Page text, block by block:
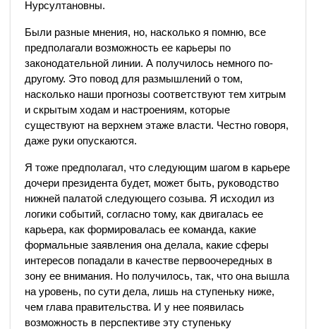
Нурсултановны.
Были разные мнения, но, насколько я помню, все
предполагали возможность ее карьеры по
законодательной линии. А получилось немного по-
другому. Это повод для размышлений о том,
насколько наши прогнозы соответствуют тем хитрым
и скрытым ходам и настроениям, которые
существуют на верхнем этаже власти. Честно говоря,
даже руки опускаются.
Я тоже предполагал, что следующим шагом в карьере
дочери президента будет, может быть, руководство
нижней палатой следующего созыва. Я исходил из
логики событий, согласно тому, как двигалась ее
карьера, как формировалась ее команда, какие
формальные заявления она делала, какие сферы
интересов попадали в качестве первоочередных в
зону ее внимания. Но получилось, так, что она вышла
на уровень, по сути дела, лишь на ступеньку ниже,
чем глава правительства. И у нее появилась
возможность в перспективе эту ступеньку